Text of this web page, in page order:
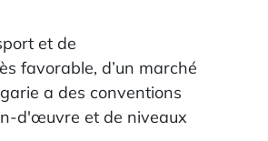
et de
favorable, d’un marché
a des conventions
d'œuvre et de niveaux